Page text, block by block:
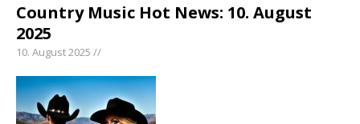
Country Music Hot News: 10. August
2025
10. August 2025 //